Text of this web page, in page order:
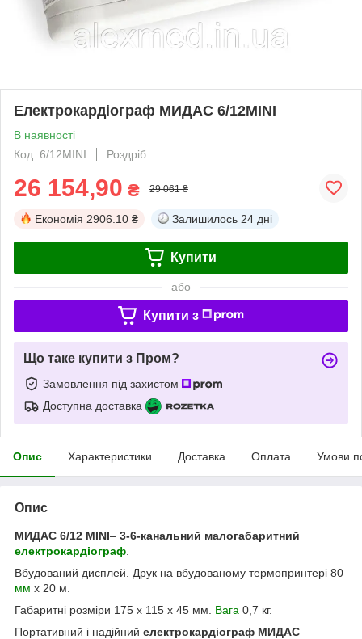
Електрокардіограф МИДАС 6/12MINI
В наявності
Код: 6/12MINI
Роздріб
26 154,90 ₴ 29 061 ₴
Економія 2906.10 ₴ Залишилось 24 дні
Купити
або
Купити з
Що таке купити з Пром?
Замовлення під захистом
Доступна доставка
Опис Характеристики Доставка Оплата Умови
Опис
МИДАС 6/12 MINI– 3-6-канальний малогабаритний
електрокардіограф
Вбудований дисплей. Друк на вбудованому термопринтері 80
мм х 20 м.
Габаритні розміри 175 х 115 х 45 мм. Вага 0,7 кг.
Портативний і надійний електрокардіограф МИДАС